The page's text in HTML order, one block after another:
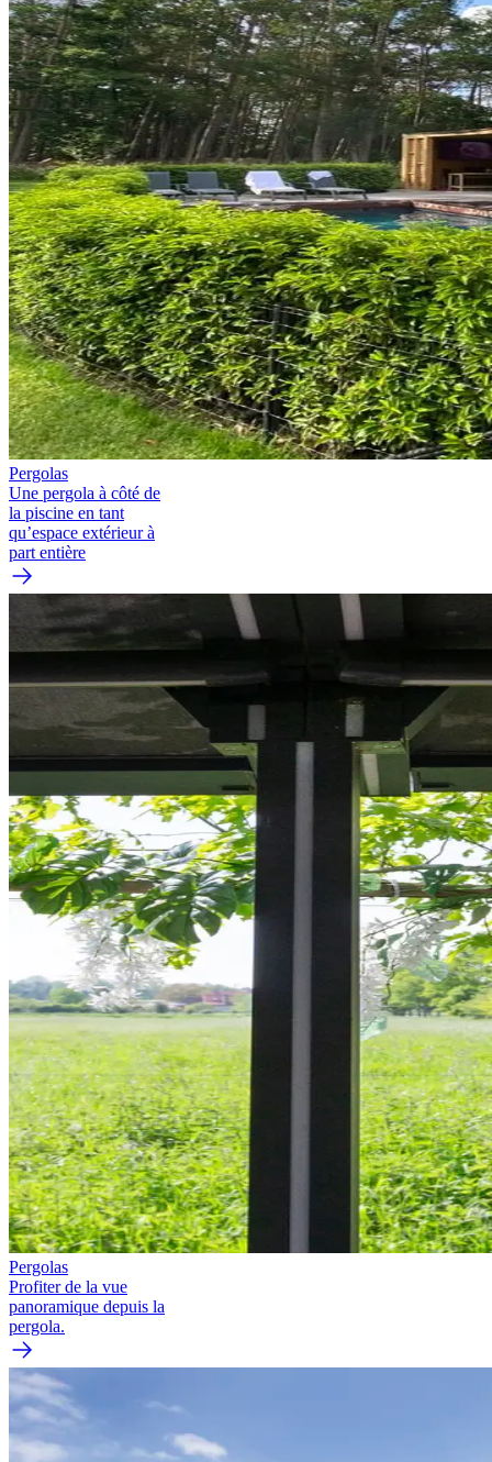
Pergolas
Une pergola à côté de
la piscine en tant
qu’espace extérieur à
part entière
Pergolas
Profiter de la vue
panoramique depuis la
pergola.